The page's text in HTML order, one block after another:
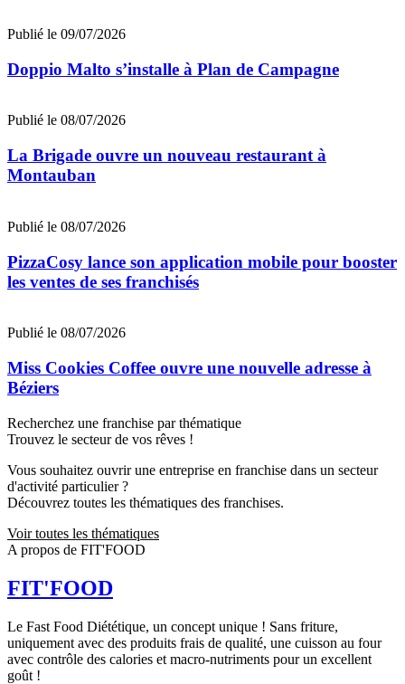
Publié le 09/07/2026
Doppio Malto s’installe à Plan de Campagne
Publié le 08/07/2026
La Brigade ouvre un nouveau restaurant à
Montauban
Publié le 08/07/2026
PizzaCosy lance son application mobile pour booster
les ventes de ses franchisés
Publié le 08/07/2026
Miss Cookies Coffee ouvre une nouvelle adresse à
Béziers
Recherchez une franchise par thématique
Trouvez le secteur de vos rêves !
Vous souhaitez ouvrir une entreprise en franchise dans un secteur
d'activité particulier ?
Découvrez toutes les thématiques des franchises.
Voir toutes les thématiques
A propos de FIT'FOOD
FIT'FOOD
Le Fast Food Diététique, un concept unique ! Sans friture,
uniquement avec des produits frais de qualité, une cuisson au four
avec contrôle des calories et macro-nutriments pour un excellent
goût !